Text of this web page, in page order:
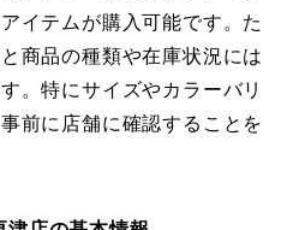
イテムが購入可能です。た
商品の種類や在庫状況には
。特にサイズやカラーバリ
前に店舗に確認することを